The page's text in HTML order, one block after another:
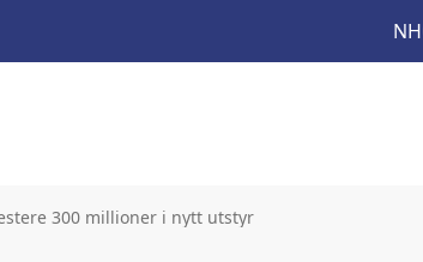
300 millioner i nytt utstyr